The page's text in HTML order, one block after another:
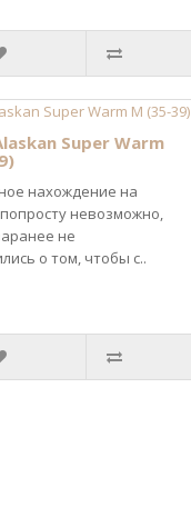
Super Warm
нахождение на
невозможно,
не
о том, чтобы с..